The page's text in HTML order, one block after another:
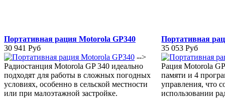
Портативная рация Motorola GP340
30 941 Руб
-->
Радиостанция Motorola GP 340 идеально
подходят для работы в сложных погодных
условиях, особенно в сельской местности
или при малоэтажной застройке.
Портативная
35 053 Руб
Рация Motorola
памяти и 4
управления, что
использовании